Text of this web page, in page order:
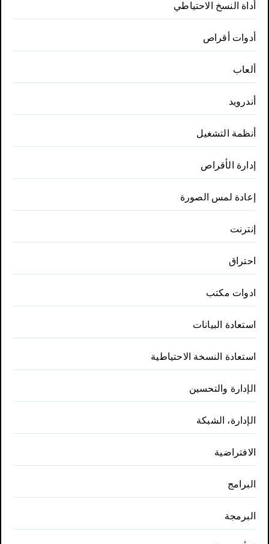
أداة النسخ الاحتياطي
أدوات أقراص
ألعاب
أندرويد
أنظمة التشغيل
إدارة الأقراص
إعادة لمس الصورة
إنترنت
احتراق
ادوات مكتب
استعادة البيانات
استعادة النسخة الاحتياطية
الإدارة والتحسين
الإدارة، الشبكة
الافتراضية
البرامج
البرمجة